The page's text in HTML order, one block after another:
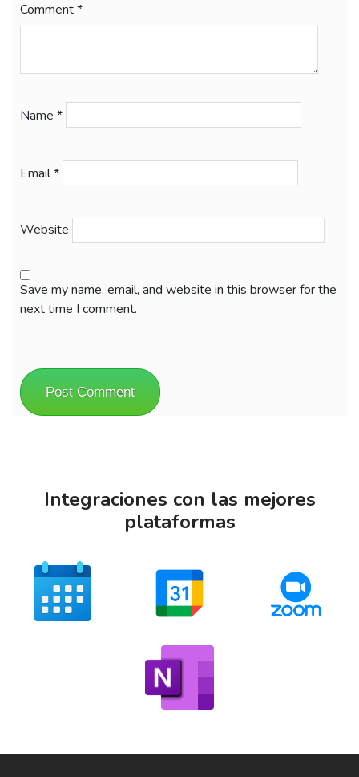
Comment*
Name *
Email*
Website
Save my name, email, and website in this browser for the
next time I comment.
Integraciones con las mejores
plataformas